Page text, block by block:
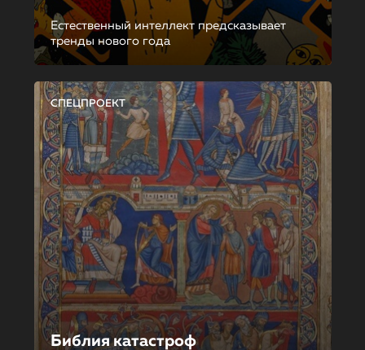
Естественный интеллект предсказывает
тренды нового года
СПЕЦПРОЕКТ
Библия катастроф